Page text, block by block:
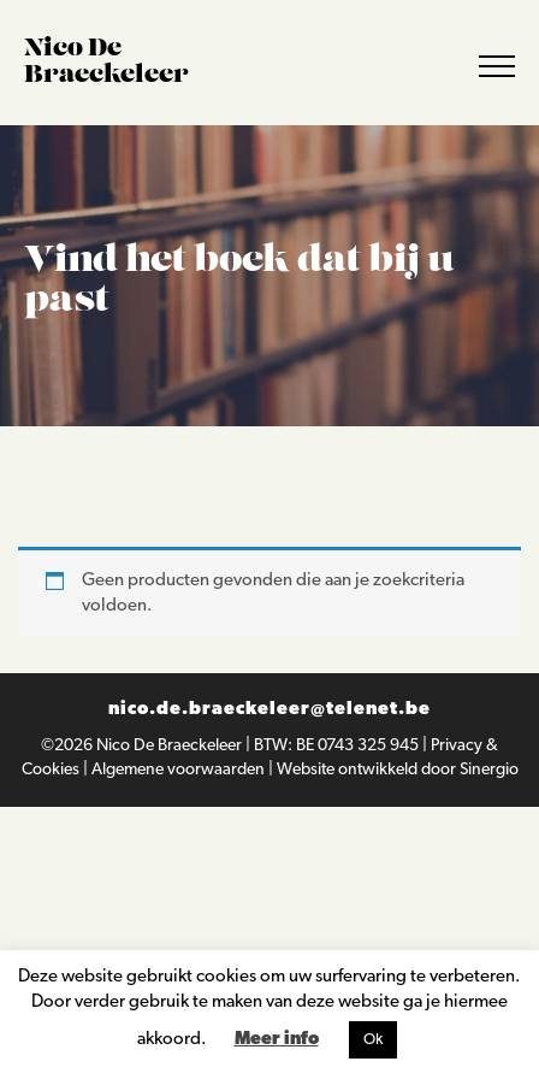
Nico De
Braeckeleer
Biografie
Boeken
Contact
Vind het boek dat bij u
past
Geen producten gevonden die aan je zoekcriteria
voldoen.
nico.de.braeckeleer@telenet.be
©2026 Nico De Braeckeleer BTW: BE 0743 325 945
Privacy &
Cookies
Algemene voorwaarden Website ontwikkeld door Sinergio
Deze website gebruikt cookies om uw surfervaring te verbeteren.
Door verder gebruik te maken van deze website ga je hiermee
akkoord. Meer info Ok